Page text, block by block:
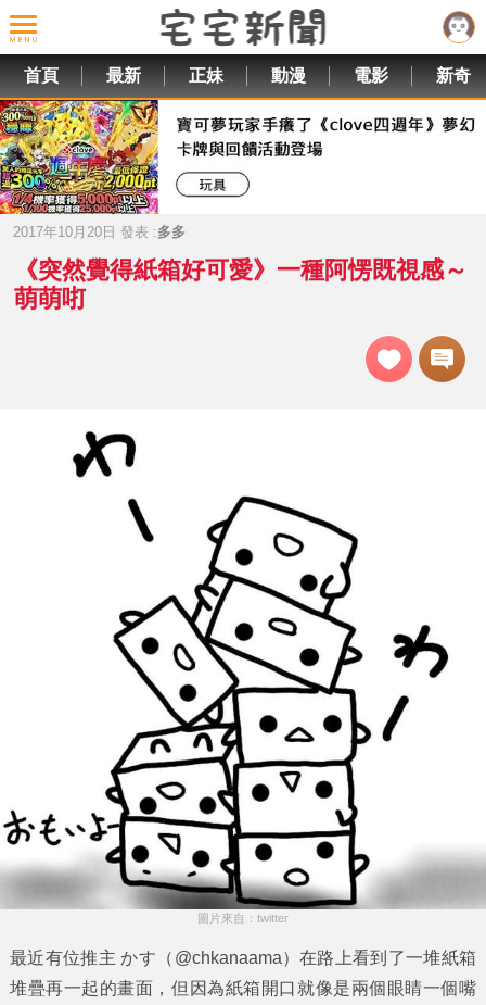
首頁 最新 正妹 動漫 電影 新奇
2017年10月20日 發表 :多多
《突然覺得紙箱好可愛》一種阿愣既視感～
萌萌咑
圖片來自：twitter
最近有位推主 かす‏（@chkanaama）在路上看到了一堆紙箱
堆疊再一起的畫面，但因為紙箱開口就像是兩個眼睛一個嘴